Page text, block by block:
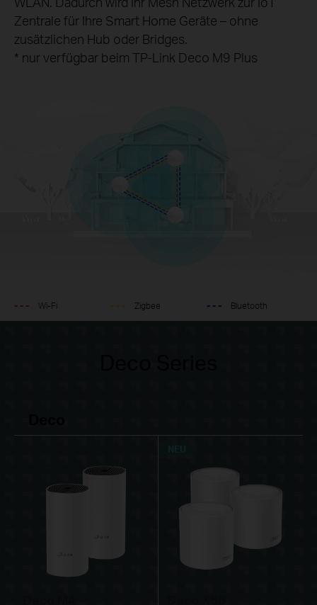
Zentrale für Ihre Smart Home Geräte – ohne
zusätzlichen Hub oder Bridges.
* nur verfügbar beim TP-Link Deco M9 Plus
- - - Wi-Fi - - - Zigbee - - - Bluetooth